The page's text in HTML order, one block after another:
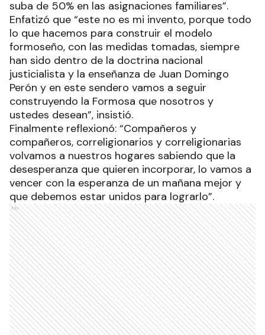
suba de 50% en las asignaciones familiares”.
Enfatizó que “este no es mi invento, porque todo
lo que hacemos para construir el modelo
formoseño, con las medidas tomadas, siempre
han sido dentro de la doctrina nacional
justicialista y la enseñanza de Juan Domingo
Perón y en este sendero vamos a seguir
construyendo la Formosa que nosotros y
ustedes desean”, insistió.
Finalmente reflexionó: “Compañeros y
compañeros, correligionarios y correligionarias
volvamos a nuestros hogares sabiendo que la
desesperanza que quieren incorporar, lo vamos a
vencer con la esperanza de un mañana mejor y
que debemos estar unidos para lograrlo”.
Ads